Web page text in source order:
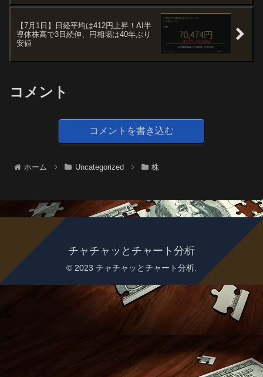
【7月1日】日経平均は412円上昇！AI半
導体株高で3日続伸、円相場は40年ぶり
安値
コメント
コメントを書き込む
ホーム Uncategorized 株
チャチャッとチャート分析
© 2023 チャチャッとチャート分析.